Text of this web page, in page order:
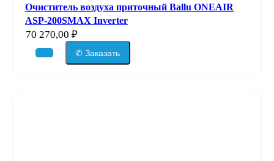
Очиститель воздуха приточный Ballu ONEAIR
ASP-200SMAX Inverter
70 270,00 ₽
✆ Заказать